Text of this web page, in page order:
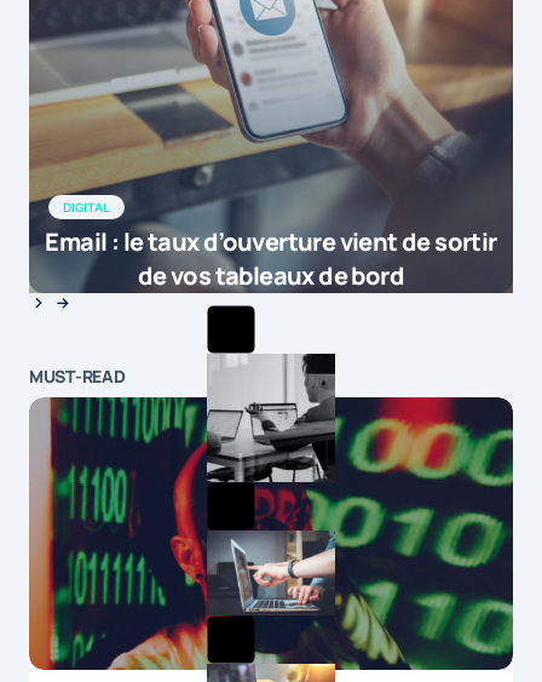
DIGITAL
Email : le taux d’ouverture vient de sortir
de vos tableaux de bord
MUST-READ